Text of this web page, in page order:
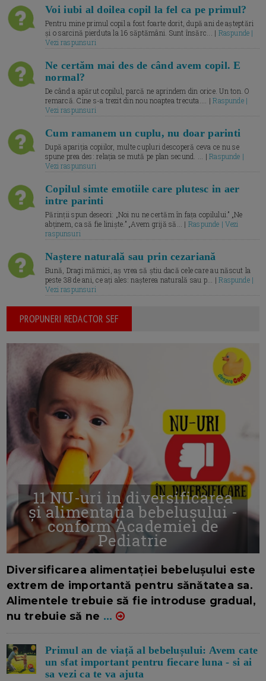
Voi iubi al doilea copil la fel ca pe primul?
Pentru mine primul copil a fost foarte dorit, după ani de așteptări
și o sarcină pierduta la 16 săptămâni. Sunt însărc... | Raspunde |
Vezi raspunsuri
Ne certăm mai des de când avem copil. E
normal?
De când a apărut copilul, parcă ne aprindem din orice. Un ton. O
remarcă. Cine s-a trezit din nou noaptea trecuta.... |Raspunde |
Vezi raspunsuri
Cum ramanem un cuplu, nu doar parinti
După apariția copiilor, multe cupluri descoperă ceva ce nu se
spune prea des: relația se mută pe plan secund. ... |Raspunde |
Vezi raspunsuri
Copilul simte emotiile care plutesc in aer
intre parinti
Părinții spun deseori: „Noi nu ne certăm în fața copilului.” „Ne
abținem, ca să fie liniște.” „Avem grijă să... | Raspunde | Vezi
raspunsuri
Naștere naturală sau prin cezariană
Bună, Dragi mămici, aș vrea să știu dacă cele care au născut la
peste 38 de ani, ce ați ales: nașterea naturală sau p... |Raspunde |
Vezi raspunsuri
PROPUNERI REDACTOR SEF
11 NU-uri in diversificarea
și alimentația bebelușului -
conform Academiei de
Pediatrie
Diversificarea alimentației bebelușului este
extrem de importantă pentru sănătatea sa.
Alimentele trebuie să fie introduse gradual,
nu trebuie să ne ...
Primul an de viață al bebelușului: Avem cate
un sfat important pentru fiecare luna - si ai
sa vezi ca te va ajuta